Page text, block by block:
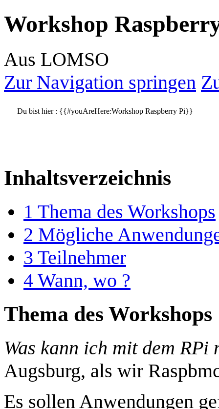
Workshop
Aus LOMSO
Zur Navigation springen
Du bist hier : {{#youAreHere:Workshop Raspberry Pi}}
Inhaltsverzeichnis
1 Thema des Workshops
2 Mögliche
3 Teilnehmer
4 Wann, wo ?
Thema des Workshops
Was kann ich mit dem RPi
Augsburg, als wir
Es sollen Anwendungen